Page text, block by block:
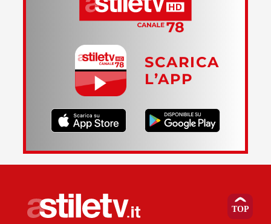
SCARICA
L’APP